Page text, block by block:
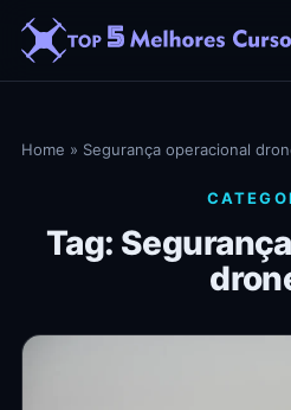
Contato
Home » Segurança operacional
Tag: